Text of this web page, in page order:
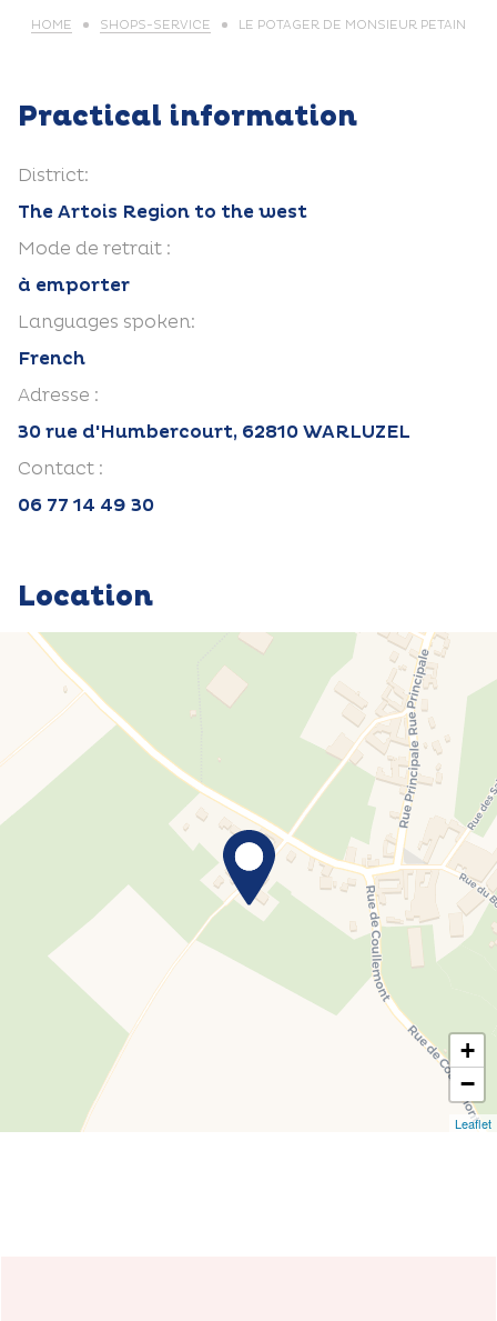
HOME SHOPS-SERVICE LE POTAGER DE MONSIEUR PETAIN
Practical information
District:
The Artois Region to the west
Mode de retrait :
à emporter
Languages spoken:
French
Adresse :
30 rue d'Humbercourt, 62810 WARLUZEL
Contact :
06 77 14 49 30
Location
+
−
Leaflet